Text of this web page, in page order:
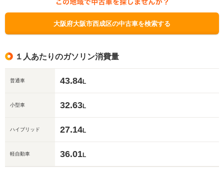
道阪堺線といった複数の鉄道路線を利用できるほか、国道26号線や府道41
号線など数多くの幹線道路が区域内を通っています。なお、この区におい
ては「次世代自動車充電インフラ整備促進事業」、「クリーンエネルギー
大阪府大阪市西成区の中古車を検索する
１人あたりのガソリン消費量
普通車 43.84L
小型車 32.63L
ハイブリッド 27.14L
軽自動車 36.01L